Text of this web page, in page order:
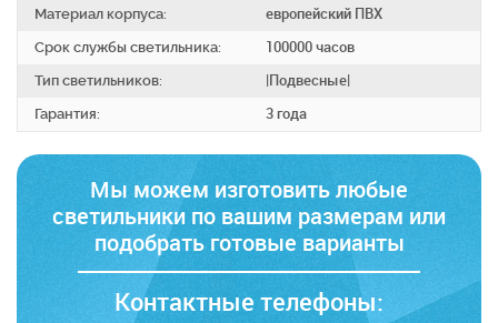
Материал корпуса:
европейский ПВХ
Срок службы светильника:
100000 часов
Тип светильников:
|Подвесные|
Гарантия:
3 года
Мы можем изготовить любые
светильники по вашим размерам или
подобрать готовые варианты
Контактные телефоны: